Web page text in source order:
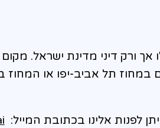
ורק דיני מדינת ישראל.
תל אביב-יפו או המחוז
לפנות אלינו בכתובת המייל: